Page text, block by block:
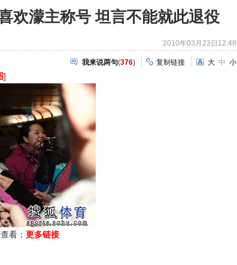
欢濛主称号 坦言不能就此退役
2010年03月23日12:48
我来说两句(376) 复制链接 大 中 小
]
看： 更多链接